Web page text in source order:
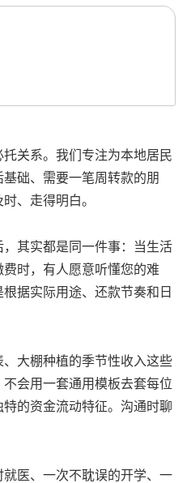
关系。我们专注为本地居民
础、需要一笔周转款的朋
、走得明白。
其实都是同一件事：当生活
时，有人愿意听懂您的难
据实际用途、还款节奏和日
大棚种植的季节性收入这些
会用一套通用模板去套每位
的资金流动特征。沟通时聊
医、一次不耽误的开学、一